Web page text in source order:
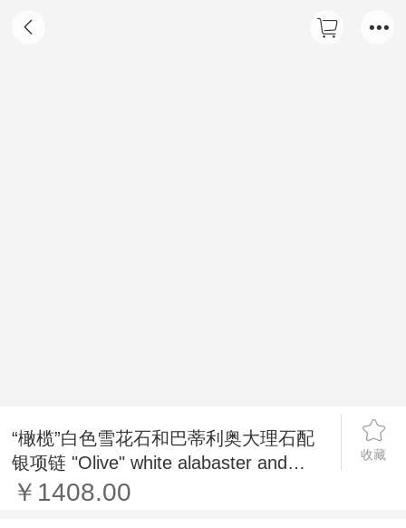
“橄榄”白色雪花石和巴蒂利奥大理石配
银项链 "Olive" white alabaster and
bardiglio marble necklace with silver
收藏
￥1408.00